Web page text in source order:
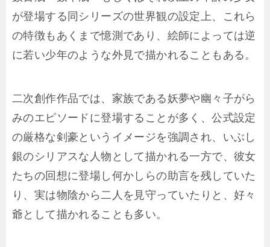
が登場する同シリーズの世界観の設定上、これら
の特徴もあくまで憶測であり、絵師によっては逆
に若い少年のような外見で描かれることもある。
二次創作作品では、家族である妖夢や幽々子がら
みのエピソードに登場することが多く、公式設定
の厳格な剣豪というイメージを強調され、いぶし
銀のシリアスな人物として描かれる一方で、彼女
たちの回想に登場し何かしらの助言を残していた
り、実は物陰から二人を見守っていたりと、好々
爺として描かれることも多い。